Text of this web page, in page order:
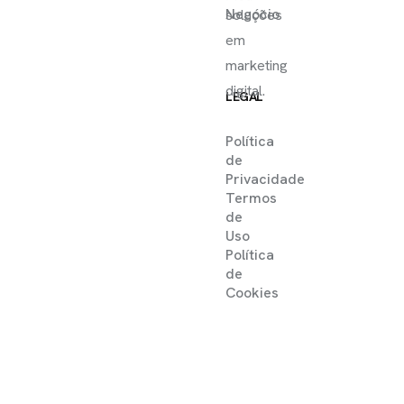
Negócio
LEGAL
Política
de
Privacidade
Termos
de
Uso
Política
de
Cookies
soluções
em
marketing
digital.